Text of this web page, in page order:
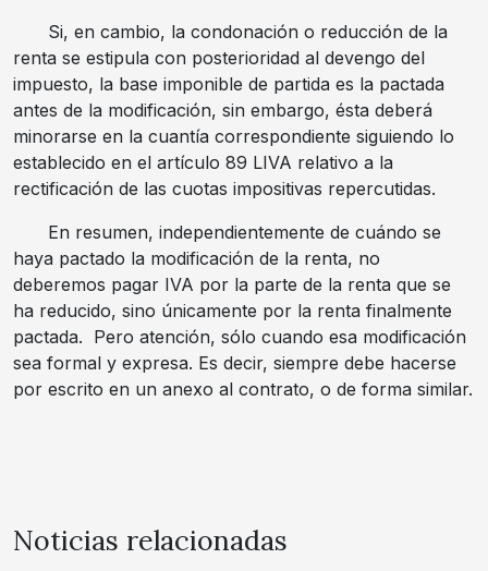
Si, en cambio, la condonación o reducción de la
renta se estipula con posterioridad al devengo del
impuesto, la base imponible de partida es la pactada
antes de la modificación, sin embargo, ésta deberá
minorarse en la cuantía correspondiente siguiendo lo
establecido en el artículo 89 LIVA relativo a la
rectificación de las cuotas impositivas repercutidas.
En resumen, independientemente de cuándo se
haya pactado la modificación de la renta, no
deberemos pagar IVA por la parte de la renta que se
ha reducido, sino únicamente por la renta finalmente
pactada. Pero atención, sólo cuando esa modificación
sea formal y expresa. Es decir, siempre debe hacerse
por escrito en un anexo al contrato, o de forma similar.
Noticias relacionadas